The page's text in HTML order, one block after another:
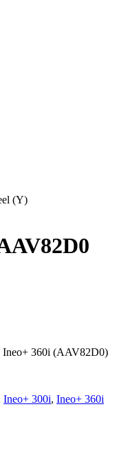
(Y)
Ineo+ 360i (AAV82D0)
Ineo+ 300i, Ineo+ 360i